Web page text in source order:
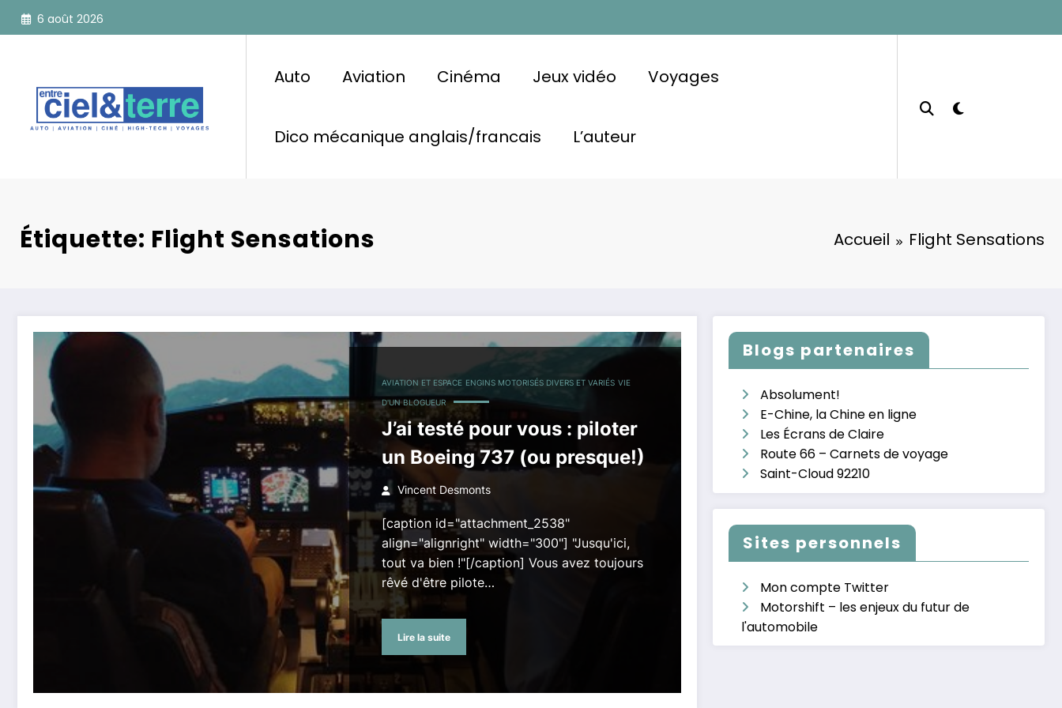
Aller
6 août 2026
Auto Aviation Cinéma Jeux vidéo Voyages
Dico mécanique anglais/francais L’auteur
Étiquette: Flight Sensations Accueil Flight Sensations
AVIATION ET ESPACE ENGINS MOTORISÉS DIVERS ET VARIÉS VIE
D'UN BLOGUEUR
J’ai testé pour vous : piloter
un Boeing 737 (ou presque!)
Vincent Desmonts
[caption id="attachment_2538"
align="alignright" width="300"] "Jusqu'ici,
tout va bien !"[/caption] Vous avez toujours
rêvé d'être pilote…
Lire la suite
Blogs partenaires
Absolument!
E-Chine, la Chine en ligne
Les Écrans de Claire
Route 66 – Carnets de voyage
Saint-Cloud 92210
Sites personnels
Mon compte Twitter
Motorshift – les enjeux du futur de
l'automobile